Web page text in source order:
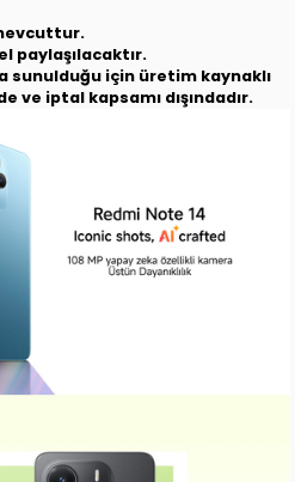
paylaşılacaktır.
için üretim kaynaklı
ve iptal kapsamı dışındadır.